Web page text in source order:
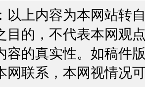
以上内容为本网站转
目的，不代表本网观
容的真实性。如稿件
网联系，本网视情况